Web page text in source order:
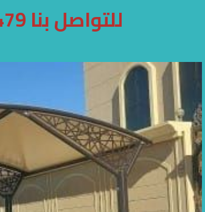
للتواصل بنا 0500441479